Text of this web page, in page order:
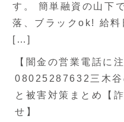
す。 簡単融資の山下
落、ブラックok! 給料
[…]
【闇金の営業電話に注
08025287632三木谷
と被害対策まとめ【
せ】